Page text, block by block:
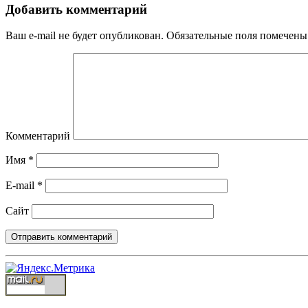
Добавить комментарий
Ваш e-mail не будет опубликован. Обязательные поля
Комментарий
Имя *
E-mail *
Сайт